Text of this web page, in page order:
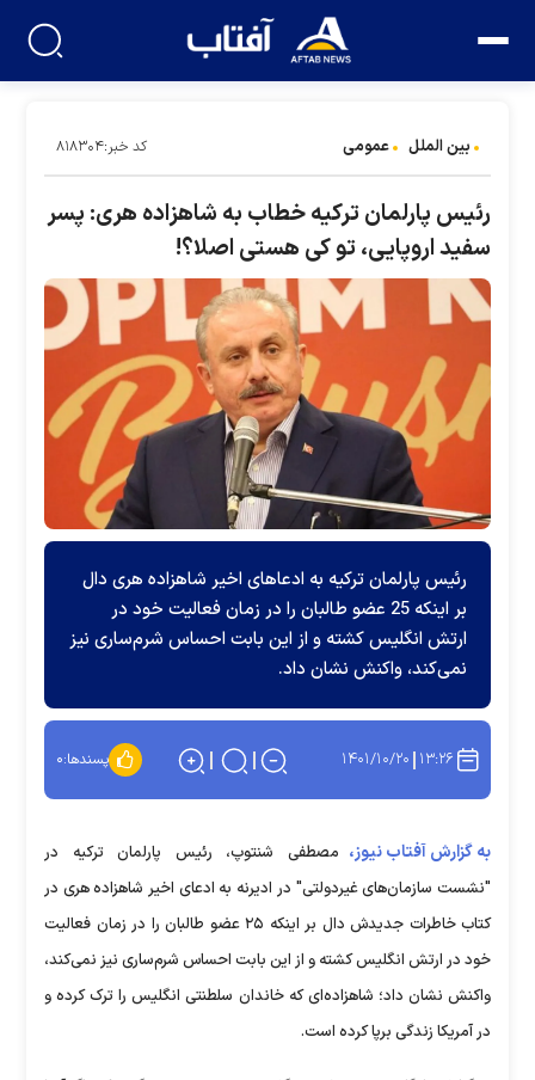
بین الملل عمومی کد خبر:۸۱۸۳۰۴
رئیس پارلمان ترکیه خطاب به شاهزاده هری: پسر
سفید اروپایی، تو کی هستی اصلا؟!
رئیس پارلمان ترکیه به ادعاهای اخیر شاهزاده هری دال
بر اینکه 25 عضو طالبان را در زمان فعالیت خود در
ارتش انگلیس کشته و از این بابت احساس شرم‌ساری نیز
نمی‌کند، واکنش نشان داد.
۱۳:۲۶ ۱۴۰۱/۱۰/۲۰ پسندها:۰
به گزارش آفتاب نیوز، مصطفی شنتوپ، رئیس پارلمان ترکیه در
"نشست سازمان‌های غیردولتی" در ادیرنه به ادعای اخیر شاهزاده هری در
کتاب خاطرات جدیدش دال بر اینکه ۲۵ عضو طالبان را در زمان فعالیت
خود در ارتش انگلیس کشته و از این بابت احساس شرم‌ساری نیز نمی‌کند،
واکنش نشان داد؛ شاهزاده‌ای که خاندان سلطنتی انگلیس را ترک کرده و
در آمریکا زندگی برپا کرده است.